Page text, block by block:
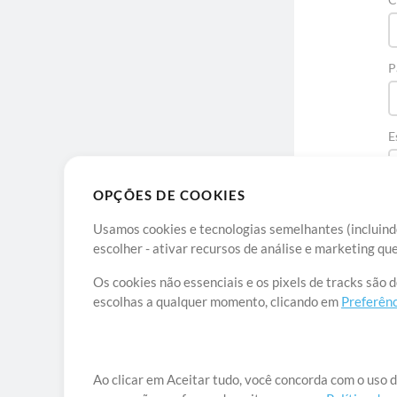
OPÇÕES DE COOKIES
Usamos cookies e tecnologias semelhantes
escolher - ativar recursos de análise e marketing
Os cookies não essenciais e os pixels de tracks
escolhas a qualquer momento, clicando em
Ao clicar em Aceitar tudo, você concorda com o